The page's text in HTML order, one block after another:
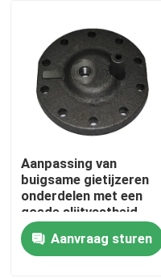
Producten
Video's
Fabrieksreis
Kwaliteitscontrole
Aanpassing van
buigsame gietijzeren
onderdelen met een
goede slijtvastheid
Aanvraag sturen